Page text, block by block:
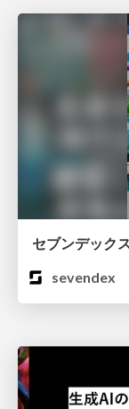
sevendex